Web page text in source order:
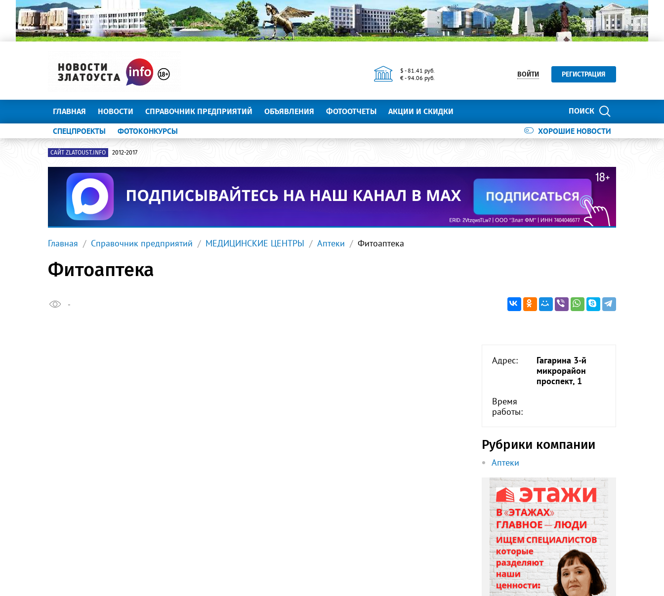
$ - 81.41 руб.
€ - 94.06 руб.
ВОЙТИ РЕГИСТРАЦИЯ
ПОИСК
ГЛАВНАЯ НОВОСТИ СПРАВОЧНИК ПРЕДПРИЯТИЙ ОБЪЯВЛЕНИЯ ФОТООТЧЕТЫ АКЦИИ И СКИДКИ
ХОРОШИЕ НОВОСТИ
СПЕЦПРОЕКТЫ ФОТОКОНКУРСЫ
САЙТ ZLATOUST.INFO 2012-2017
Главная Справочник предприятий МЕДИЦИНСКИЕ ЦЕНТРЫ Аптеки Фитоаптека
Фитоаптека
-
Адрес:
Гагарина 3-й
микрорайон
проспект, 1
Время
работы:
Рубрики компании
Аптеки